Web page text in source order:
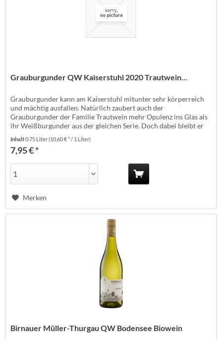
Grauburgunder QW Kaiserstuhl 2020 Trautwein...
Grauburgunder kann am Kaiserstuhl mitunter sehr körperreich
und mächtig ausfallen. Natürlich zaubert auch der
Grauburgunder der Familie Trautwein mehr Opulenz ins Glas als
ihr Weißburgunder aus der gleichen Serie. Doch dabei bleibt er
viel Walnuss, reifer roter Apfel und Quitte. Ein typischer
Grauburgunder eben....
Inhalt0.75 Liter(10,60 € * / 1 Liter)
7,95 € *
Merken
Birnauer Müller-Thurgau QW Bodensee Biowein